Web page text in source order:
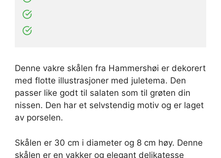
Denne vakre skålen fra Hammershøi er dekorert
med flotte illustrasjoner med juletema. Den
passer like godt til salaten som til grøten din
nissen. Den har et selvstendig motiv og er laget
av porselen.
Skålen er 30 cm i diameter og 8 cm høy. Denne
skålen er en vakker og elegant delikatesse